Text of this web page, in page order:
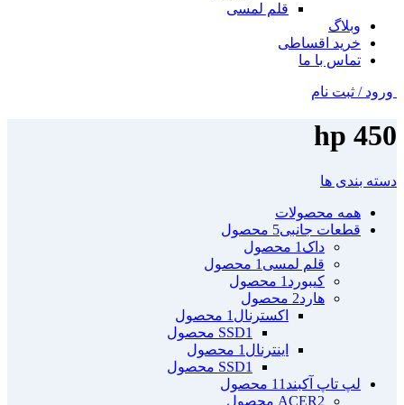
قلم لمسی
وبلاگ
خرید اقساطی
تماس با ما
ورود / ثبت نام
hp 450
دسته بندی ها
همه محصولات
قطعات جانبی5 محصول
داک 1 محصول
قلم لمسی 1 محصول
کیبورد 1 محصول
هارد2 محصول
اکسترنال 1 محصول
SSD1 محصول
اینترنال 1 محصول
SSD1 محصول
لپ تاپ آکبند 11 محصول
ACER2 محصول